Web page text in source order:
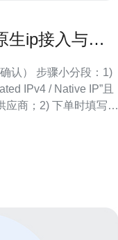
生ip接入与安
认） 步骤小分段：1)
IPv4 / Native IP”且
应商；2) 下单时填写正
、子网掩码（或前